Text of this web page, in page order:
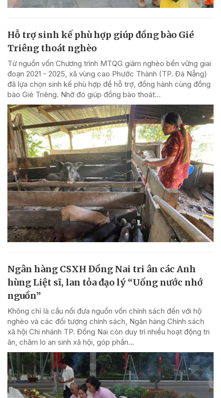
Hỗ trợ sinh kế phù hợp giúp đồng bào Gié
Triêng thoát nghèo
Từ nguồn vốn Chương trình MTQG giảm nghèo bền vững giai
đoạn 2021 - 2025, xã vùng cao Phước Thành (TP. Đà Nẵng)
đã lựa chọn sinh kế phù hợp để hỗ trợ, đồng hành cùng đồng
bào Gié Triêng. Nhờ đó giúp đồng bào thoát...
Ngân hàng CSXH Đồng Nai tri ân các Anh
hùng Liệt sĩ, lan tỏa đạo lý “Uống nước nhớ
nguồn”
Không chỉ là cầu nối đưa nguồn vốn chính sách đến với hộ
nghèo và các đối tượng chính sách, Ngân hàng Chính sách
xã hội Chi nhánh TP. Đồng Nai còn duy trì nhiều hoạt động tri
ân, chăm lo an sinh xã hội, góp phần...